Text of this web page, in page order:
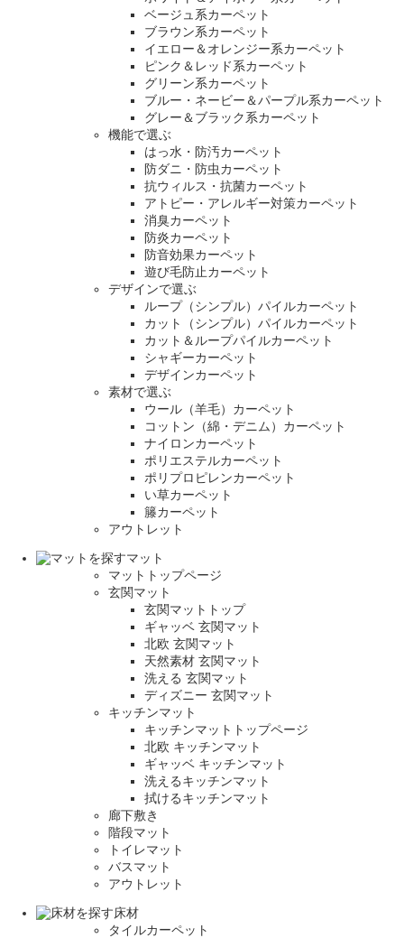
ベージュ系カーペット
ブラウン系カーペット
イエロー＆オレンジー系カーペット
ピンク＆レッド系カーペット
グリーン系カーペット
ブルー・ネービー＆パープル系カーペット
グレー＆ブラック系カーペット
機能で選ぶ
はっ水・防汚カーペット
防ダニ・防虫カーペット
抗ウィルス・抗菌カーペット
アトピー・アレルギー対策カーペット
消臭カーペット
防炎カーペット
防音効果カーペット
遊び毛防止カーペット
デザインで選ぶ
ループ（シンプル）パイルカーペット
カット（シンプル）パイルカーペット
カット＆ループパイルカーペット
シャギーカーペット
デザインカーペット
素材で選ぶ
ウール（羊毛）カーペット
コットン（綿・デニム）カーペット
ナイロンカーペット
ポリエステルカーペット
ポリプロピレンカーペット
い草カーペット
籐カーペット
アウトレット
マット
マットトップページ
玄関マット
玄関マットトップ
ギャッベ 玄関マット
北欧 玄関マット
天然素材 玄関マット
洗える 玄関マット
ディズニー 玄関マット
キッチンマット
キッチンマットトップページ
北欧 キッチンマット
ギャッベ キッチンマット
洗えるキッチンマット
拭けるキッチンマット
廊下敷き
階段マット
トイレマット
バスマット
アウトレット
床材
タイルカーペット